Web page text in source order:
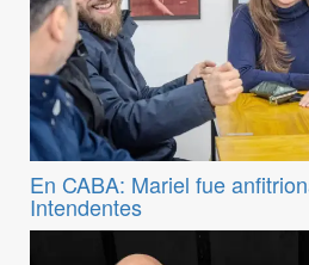
En CABA: Mariel fue
Intendentes